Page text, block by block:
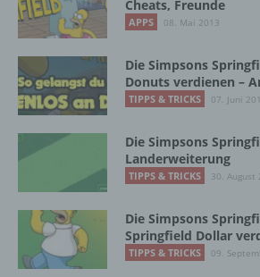
Cheats, Freunde
APPS 08. Mai 2013
Die Simpsons
Donuts verdienen –
TIPPS & TRICKS 07. Juni
Die Simpsons
Landerweiterung
TIPPS & TRICKS 30. August
Die Simpsons
Springfield Dollar
TIPPS & TRICKS 09.
Verantwortlichen
Verantwortlicher im Sinne der
der Europäischen Union geltenden
Datenschutzgesetze und anderer
mit datenschutzrechtlichem
InnoMobile GmbH
Schlehenweg 20